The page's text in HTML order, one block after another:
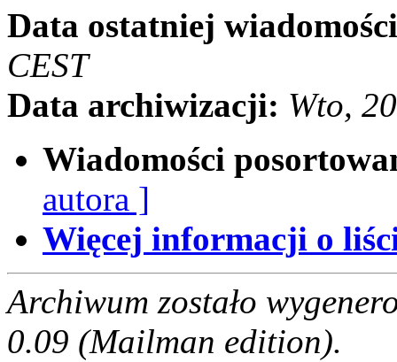
Data ostatniej
CEST
Data archiwizacji: Wto,
Wiadomości
autora ]
Więcej informacji o
Archiwum zostało
0.09 (Mailman edition).